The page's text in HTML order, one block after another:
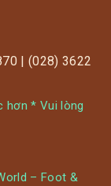
| (028) 3622
hơn * Vui lòng
– Foot &